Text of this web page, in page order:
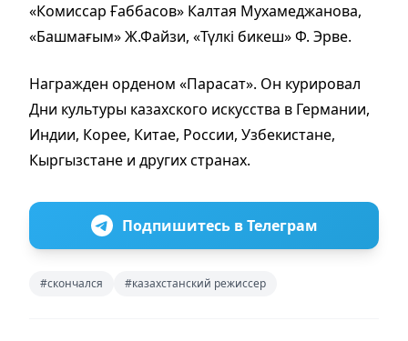
«Комиссар Ғаббасов» Калтая Мухамеджанова,
«Башмағым» Ж.Файзи, «Түлкі бикеш» Ф. Эрве.
Награжден орденом «Парасат». Он курировал
Дни культуры казахского искусства в Германии,
Индии, Корее, Китае, России, Узбекистане,
Кыргызстане и других странах.
Подпишитесь в Телеграм
#скончался #казахстанский режиссер